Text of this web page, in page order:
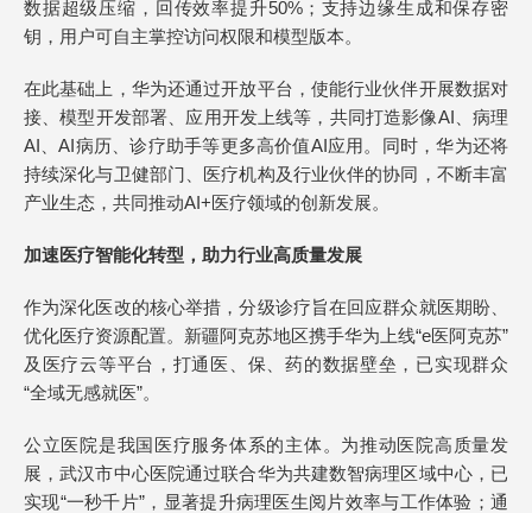
数据超级压缩，回传效率提升50%；支持边缘生成和保存密
钥，用户可自主掌控访问权限和模型版本。
在此基础上，华为还通过开放平台，使能行业伙伴开展数据对
接、模型开发部署、应用开发上线等，共同打造影像AI、病理
AI、AI病历、诊疗助手等更多高价值AI应用。同时，华为还将
持续深化与卫健部门、医疗机构及行业伙伴的协同，不断丰富
产业生态，共同推动AI+医疗领域的创新发展。
加速医疗智能化转型，助力行业高质量发展
作为深化医改的核心举措，分级诊疗旨在回应群众就医期盼、
优化医疗资源配置。新疆阿克苏地区携手华为上线“e医阿克苏”
及医疗云等平台，打通医、保、药的数据壁垒，已实现群众
“全域无感就医”。
公立医院是我国医疗服务体系的主体。为推动医院高质量发
展，武汉市中心医院通过联合华为共建数智病理区域中心，已
实现“一秒千片”，显著提升病理医生阅片效率与工作体验；通